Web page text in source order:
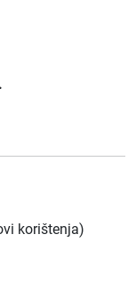
korištenja)